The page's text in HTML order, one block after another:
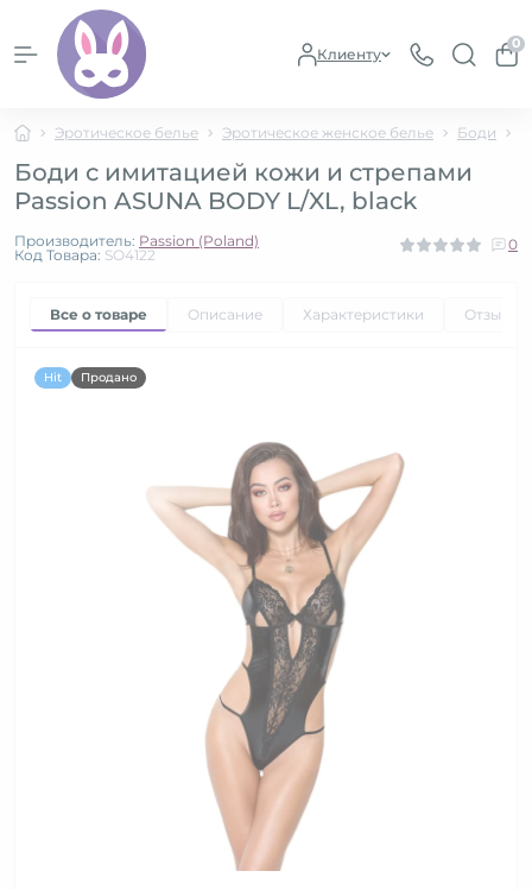
Клиенту
0
Эротическое белье Эротическое женское белье Боди
Боди с имитацией кожи и стрепами
Passion ASUNA BODY L/XL, black
Производитель: Passion (Poland)
Код Товара: SO4122
0
Все о товаре Описание Характеристики Отзывы
Hit Продано